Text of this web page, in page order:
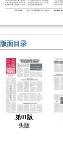
版面目录
第01版
头版